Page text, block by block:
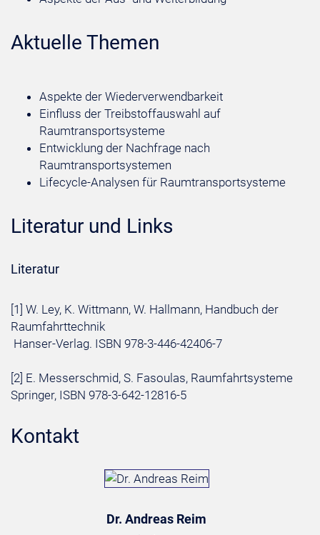
Aktuelle Themen
Aspekte der Wiederverwendbarkeit
Einfluss der Treibstoffauswahl auf
Raumtransportsysteme
Entwicklung der Nachfrage nach
Raumtransportsystemen
Lifecycle-Analysen für Raumtransportsysteme
Literatur und Links
Literatur
[1] W. Ley, K. Wittmann, W. Hallmann, Handbuch der
Raumfahrttechnik
Hanser-Verlag. ISBN 978-3-446-42406-7
[2] E. Messerschmid, S. Fasoulas, Raumfahrtsysteme
Springer, ISBN 978-3-642-12816-5
Kontakt
Dr. Andreas Reim